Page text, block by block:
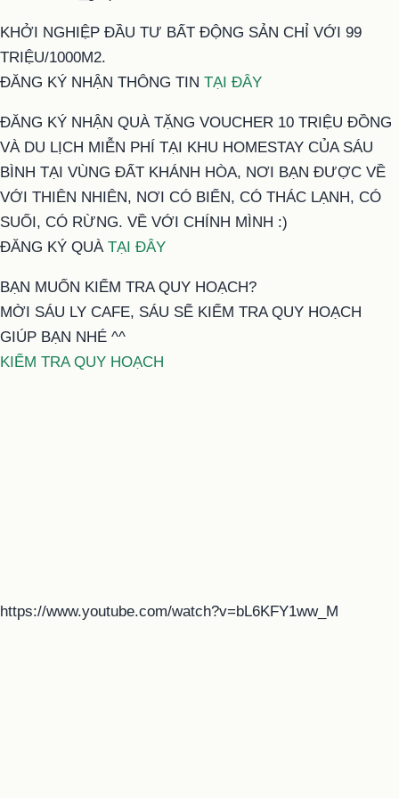
KHỞI NGHIỆP ĐẦU TƯ BẤT ĐỘNG SẢN CHỈ VỚI 99
TRIỆU/1000M2.
ĐĂNG KÝ NHẬN THÔNG TIN TẠI ĐÂY
ĐĂNG KÝ NHẬN QUÀ TẶNG VOUCHER 10 TRIỆU ĐỒNG
VÀ DU LỊCH MIỄN PHÍ TẠI KHU HOMESTAY CỦA SÁU
BÌNH TẠI VÙNG ĐẤT KHÁNH HÒA, NƠI BẠN ĐƯỢC VỀ
VỚI THIÊN NHIÊN, NƠI CÓ BIỂN, CÓ THÁC LẠNH, CÓ
SUỐI, CÓ RỪNG. VỀ VỚI CHÍNH MÌNH :)
ĐĂNG KÝ QUÀ TẠI ĐÂY
BẠN MUỐN KIỂM TRA QUY HOẠCH?
MỜI SÁU LY CAFE, SÁU SẼ KIỂM TRA QUY HOẠCH
GIÚP BẠN NHÉ ^^
KIỂM TRA QUY HOẠCH
https://www.youtube.com/watch?v=bL6KFY1ww_M